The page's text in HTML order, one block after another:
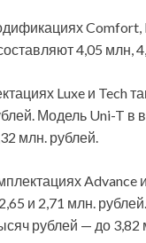
4,05 млн,
Luxe и Tech
Модель Uni-T
млн. рублей.
и 2,71 млн.
рублей — до 3,82